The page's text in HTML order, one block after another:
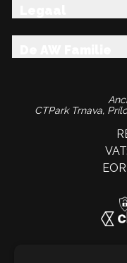
CTPark Trnava,